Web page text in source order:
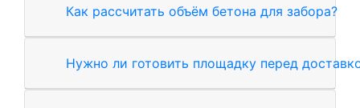
Как рассчитать объём бетона для забора?
Нужно ли готовить площадку перед